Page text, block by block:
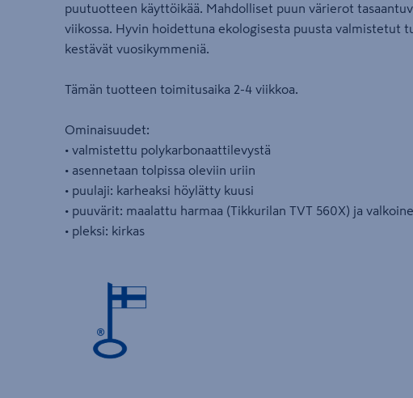
puutuotteen käyttöikää. Mahdolliset puun värierot
viikossa. Hyvin hoidettuna ekologisesta puusta valmistetut
kestävät vuosikymmeniä.
Tämän tuotteen toimitusaika 2-4 viikkoa.
Ominaisuudet:
• valmistettu polykarbonaattilevystä
• asennetaan tolpissa oleviin uriin
• puulaji: karheaksi höylätty kuusi
• puuvärit: maalattu harmaa (Tikkurilan TVT 560X) ja
• pleksi: kirkas